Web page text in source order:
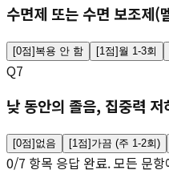
수면제 또는 수면 보조제(
[0점]복용 안 함 [1 점]월 1-3회
Q7
낮 동안의 졸음, 집중력
[0점] 없음 [1 점] 가끔 (주 1-2회)
0/7 항목 응답 완료. 모든 문